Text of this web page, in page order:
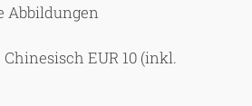
Abbildungen
EUR 10 (inkl.